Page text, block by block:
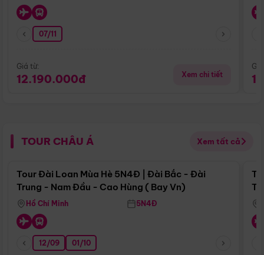
07/11
Giá từ:
12.190.000đ Xem chi tiết
TOUR CHÂU Á Xem tất cả
Điểm nổi bật
Tour Đài Loan Mùa Hè 5N4Đ | Đài Bắc - Đài
Trung - Nam Đầu - Cao Hùng ( Bay Vn)
Hồ Chí Minh 5N4Đ
12/09 01/10